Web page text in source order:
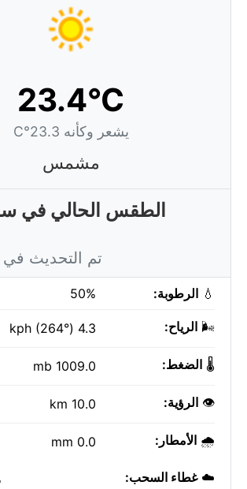
23.4°C
يشعر وكأنه 23.3°C
مشمس
الطقس الحالي في
تم التحديث في 9:30 اليوم
💧 الرطوبة: 50%
🌬️ الرياح: 4.3 kph (264°)
🌡️ الضغط: 1009.0 mb
👁️ الرؤية: 10.0 km
🌧️ الأمطار: 0.0 mm
☁️غطاء السحب: